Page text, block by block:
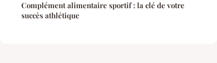
Complément alimentaire sportif : la clé de votre
succès athlétique